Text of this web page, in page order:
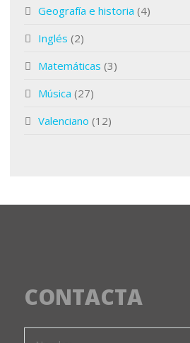
Geografía e historia (4)
Inglés (2)
Matemáticas (3)
Música (27)
Valenciano (12)
CONTACTA